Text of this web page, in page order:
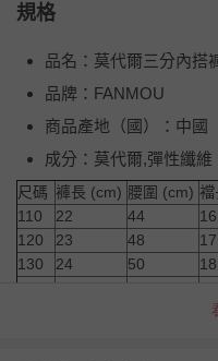
規格
品名：莫代爾三分內搭
品牌：FANMOU
商品產地（國）：中國
成分：莫代爾,彈性纖維
尺碼 褲長 (cm) 腰圍 (cm)
110
22 44 16
120
23 48 17
130
24 50 18
20